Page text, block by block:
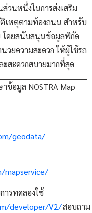
วนหนึ่งในการส่งเสริม
เหตุตามท้องถนน สำหรับ
โดยสนับสนุนข้อมูลพิกัด
วยความสะดวก ให้ผู้ใช้รถ
สะดวกสบายมากที่สุด
ข้อมูล NOSTRA Map
geodata/
mapservice/
ารทดลองใช้
developer/V2/สอบถาม